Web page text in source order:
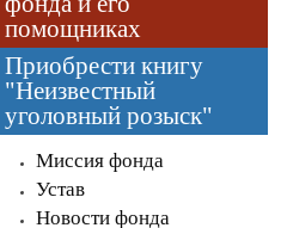
помощниках
Приобрести книгу
"Неизвестный
уголовный розыск"
Миссия фонда
Устав
Новости фонда